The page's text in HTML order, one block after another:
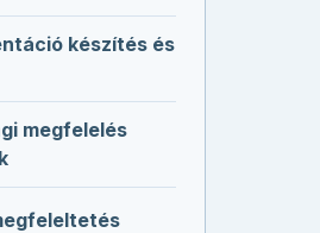
készítés és
megfelelés